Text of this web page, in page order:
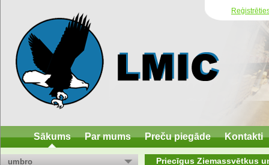
Sākums Par mums Preču piegāde Kontakti
umbro
Priecīgus Ziemassvētkus